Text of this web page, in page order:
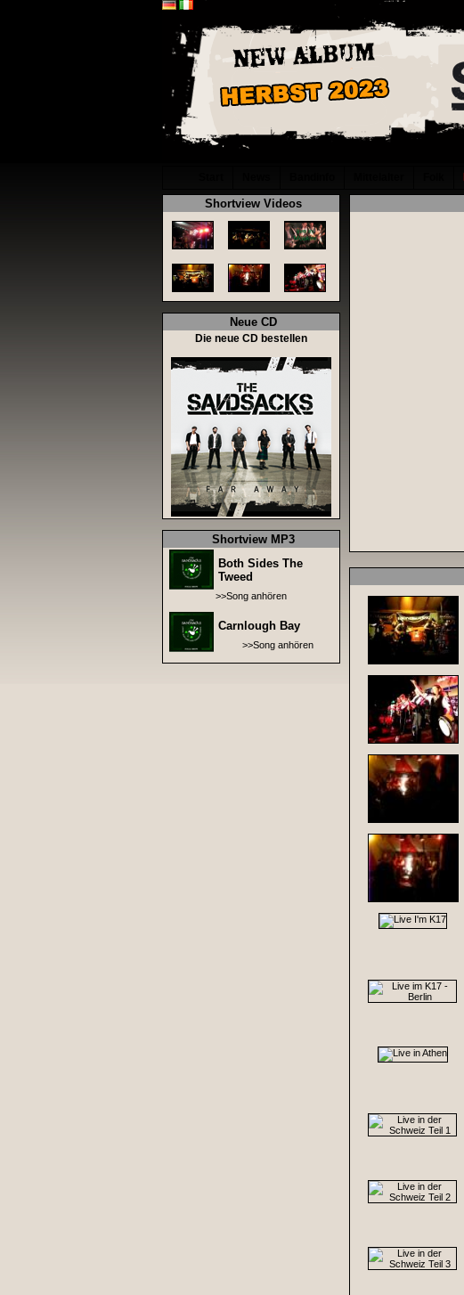
Shortview Videos
Neue CD
Die neue CD bestellen
Shortview MP3
Both Sides The
Tweed
>>Song anhören
Carnlough Bay
>>Song anhören